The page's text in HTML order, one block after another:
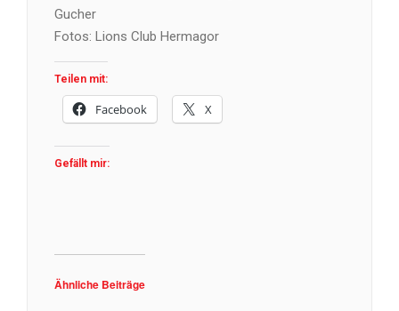
Gucher
Fotos: Lions Club Hermagor
Teilen mit:
Facebook X
Gefällt mir:
Ähnliche Beiträge